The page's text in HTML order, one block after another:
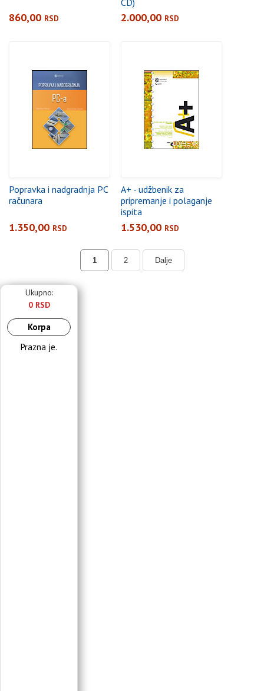
860,00 RSD 2.000,00 RSD
Popravka i nadgradnja PC
računara
1.350,00 RSD
A+ - udžbenik za
pripremanje i polaganje
ispita
1.530,00 RSD
1 2 Dalje
Ukupno:
0 RSD
Korpa
Prazna je.